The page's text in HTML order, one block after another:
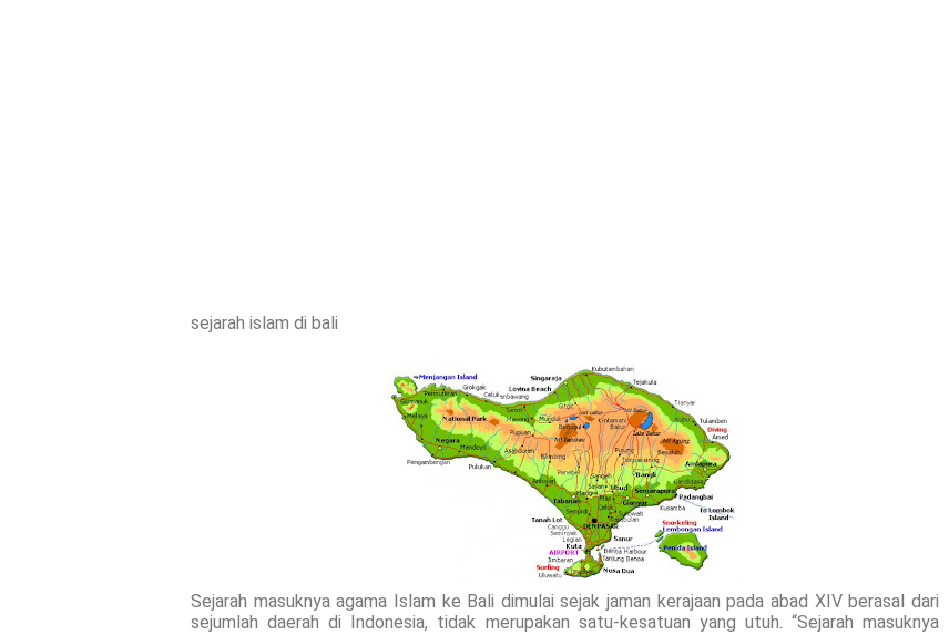
sejarah islam di bali
Sejarah masuknya agama Islam ke Bali dimulai sejak jaman kerajaan pada abad XIV berasal dari
sejumlah daerah di Indonesia, tidak merupakan satu-kesatuan yang utuh. “Sejarah masuknya